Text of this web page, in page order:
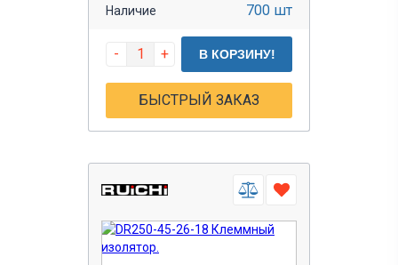
Наличие 700 шт
- + В КОРЗИНУ!
БЫСТРЫЙ ЗАКАЗ